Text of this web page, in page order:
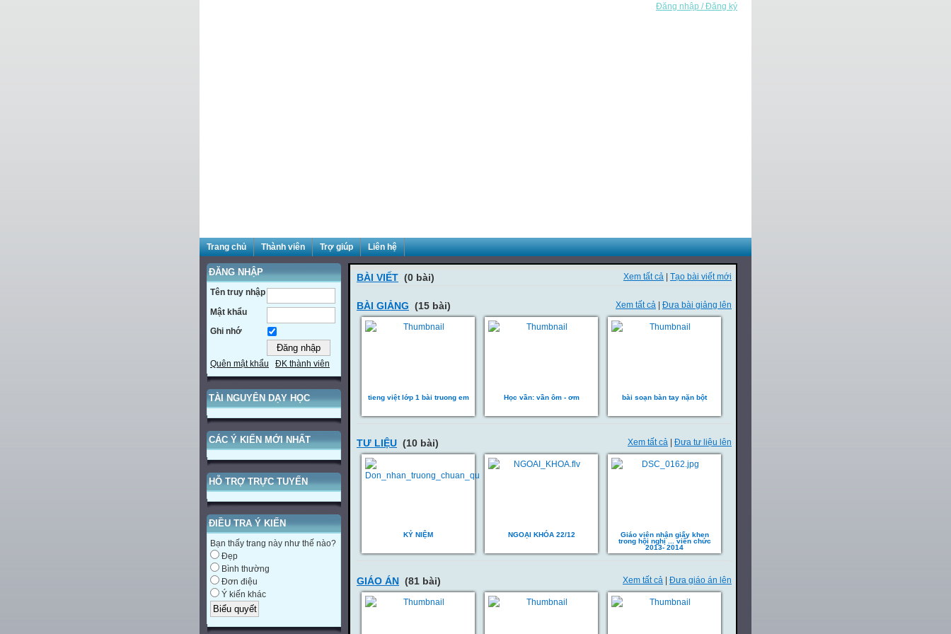
Đăng nhập / Đăng ký
Trang chủ Thành viên Trợ giúp Liên hệ
ĐĂNG NHẬP
Tên truy nhập
Mật khẩu
Ghi nhớ
Quên mật khẩu ĐK thành viên
TÀI NGUYÊN DẠY HỌC
CÁC Ý KIẾN MỚI NHẤT
HỖ TRỢ TRỰC TUYẾN
ĐIỀU TRA Ý KIẾN
Bạn thấy trang này như thế nào?
Đẹp
Bình thường
Đơn điệu
Ý kiến khác
Xem tất cả Tạo bài viết mới
BÀI VIẾT (0 bài)
Xem tất cả | Đưa bài giảng lên
BÀI GIẢNG (15 bài)
tieng việt lớp 1 bài truong em Học vần: vần ôm - ơm bài soạn bàn tay nặn bột
Xem tất cả Đưa tư liệu lên
TƯ LIỆU (10 bài)
KỶ NIỆM NGOẠI KHÓA 22/12
Giáo viên nhận giấy khen
trong hội nghị ... viên chức
2013- 2014
Xem tất cả | Đưa giáo án lên
GIÁO ÁN (81 bài)